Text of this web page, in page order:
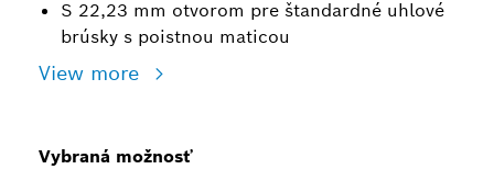
S 22,23 mm otvorom pre štandardné uhlové
brúsky s poistnou maticou
View more
Vybraná možnosť